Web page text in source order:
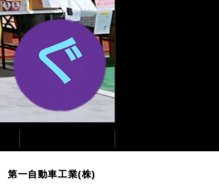
第一自動車工業(株)